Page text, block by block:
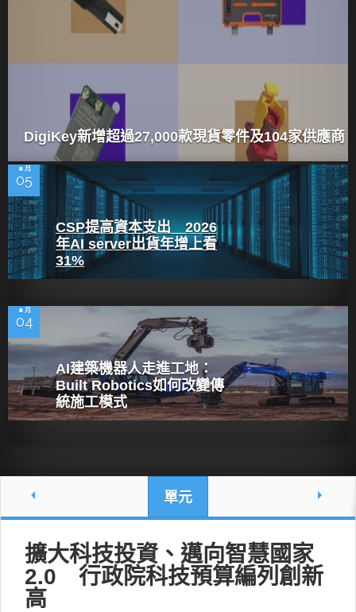
DigiKey新增超過27,000款現貨零件及104家供應商
8 月
05
CSP提高資本支出 2026
年AI server出貨年增上看
31%
8 月
04
AI建築機器人走進工地：
Built Robotics如何改變傳
統施工模式
單元
擴大科技投資、邁向智慧國家
2.0 行政院科技預算編列創新
高